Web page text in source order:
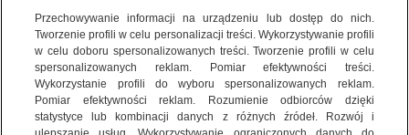
FAKTY | ZOBACZ FAKTY
"Diuna: Część druga" zachwyca widzów i krytyków
WIĘCEJ
KANAŁY
Przechowywanie informacji na urządzeniu lub dostęp do nich.
Tworzenie profili w celu personalizacji treści. Wykorzystywanie profili
w celu doboru spersonalizowanych treści. Tworzenie profili w celu
spersonalizowanych reklam. Pomiar efektywności treści.
Wykorzystanie profili do wyboru spersonalizowanych reklam.
Pomiar efektywności reklam. Rozumienie odbiorców dzięki
statystyce lub kombinacji danych z różnych źródeł. Rozwój i